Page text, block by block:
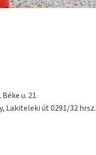
u. 21.
Lakiteleki út 0291/32 hrsz.